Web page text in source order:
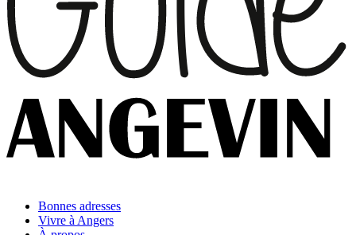
Bonnes adresses
Vivre à Angers